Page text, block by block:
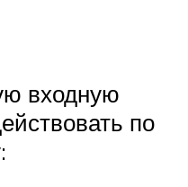
входную
по